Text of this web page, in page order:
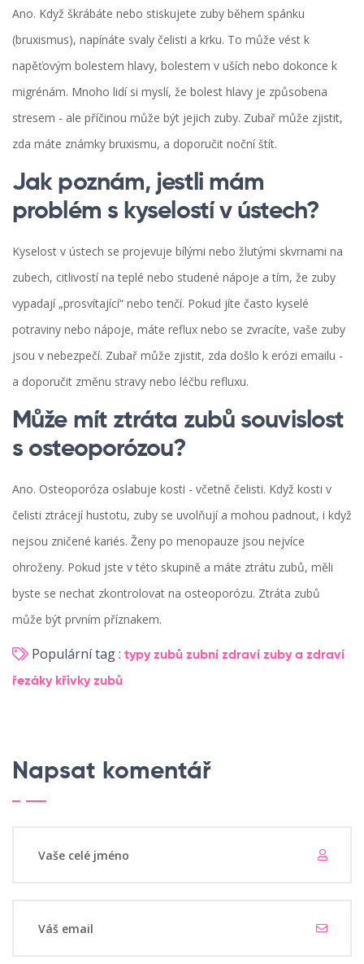
Ano. Když škrábáte nebo stiskujete zuby během spánku
(bruxismus), napínáte svaly čelisti a krku. To může vést k
napěťovým bolestem hlavy, bolestem v uších nebo dokonce k
migrénám. Mnoho lidí si myslí, že bolest hlavy je způsobena
stresem - ale příčinou může být jejich zuby. Zubař může zjistit,
zda máte známky bruxismu, a doporučit noční štít.
Jak poznám, jestli mám
problém s kyselostí v ústech?
Kyselost v ústech se projevuje bílými nebo žlutými skvrnami na
zubech, citlivostí na teplé nebo studené nápoje a tím, že zuby
vypadají „prosvítající“ nebo tenčí. Pokud jíte často kyselé
potraviny nebo nápoje, máte reflux nebo se zvracíte, vaše zuby
jsou v nebezpečí. Zubař může zjistit, zda došlo k erózi emailu -
a doporučit změnu stravy nebo léčbu refluxu.
Může mít ztráta zubů souvislost
s osteoporózou?
Ano. Osteoporóza oslabuje kosti - včetně čelisti. Když kosti v
čelisti ztrácejí hustotu, zuby se uvolňují a mohou padnout, i když
nejsou zničené kariés. Ženy po menopauze jsou nejvíce
ohroženy. Pokud jste v této skupině a máte ztrátu zubů, měli
byste se nechat zkontrolovat na osteoporózu. Ztráta zubů
může být prvním příznakem.
Populární tag : typy zubů zubní zdraví zuby a zdraví
řezáky křivky zubů
Napsat komentář